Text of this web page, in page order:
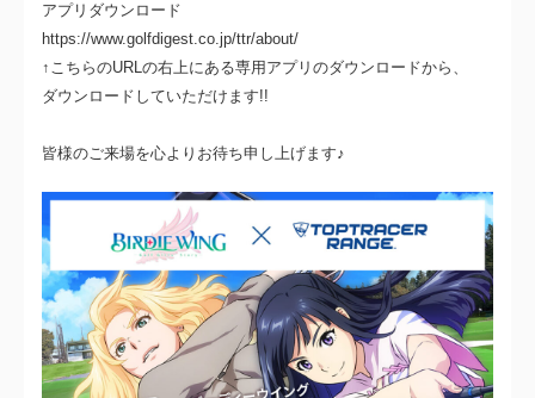
アプリダウンロード
https://www.golfdigest.co.jp/ttr/about/
↑こちらのURLの右上にある専用アプリのダウンロードから、
ダウンロードしていただけます!!
皆様のご来場を心よりお待ち申し上げます♪